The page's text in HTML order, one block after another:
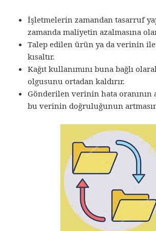
İşletmelerin zamandan tasarruf
zamanda maliyetin azalmasına
Talep edilen ürün ya da verinin
kısaltır.
Kağıt kullanımını buna bağlı
olgusunu ortadan kaldırır.
Gönderilen verinin hata oranının
bu verinin doğruluğunun